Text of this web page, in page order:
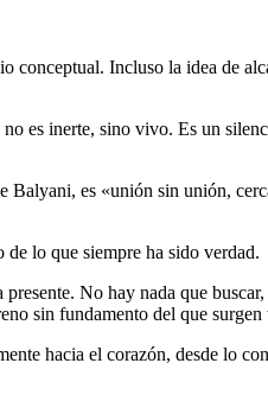
conceptual. Incluso la idea de
es inerte, sino vivo. Es un
es «unión sin unión,
lo que siempre ha sido verdad.
No hay nada que
sin fundamento del que
hacia el corazón, desde lo